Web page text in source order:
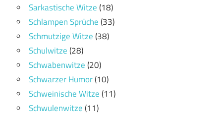
Sarkastische Witze(18)
Schlampen Sprüche(33)
Schmutzige Witze(38)
Schulwitze(28)
Schwabenwitze(20)
Schwarzer Humor(10)
Schweinische Witze(11)
Schwulenwitze(11)